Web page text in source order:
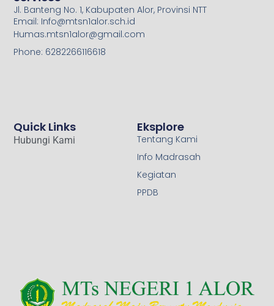
Eksplore
Tentang Kami
Info Madrasah
Kegiatan
PPDB
Quick Links
Hubungi Kami
Jl. Banteng No. 1, Kabupaten Alor, Provinsi NTT
Email: Info@mtsn1alor.sch.id
Humas.mtsn1alor@gmail.com
Phone: 6282266116618